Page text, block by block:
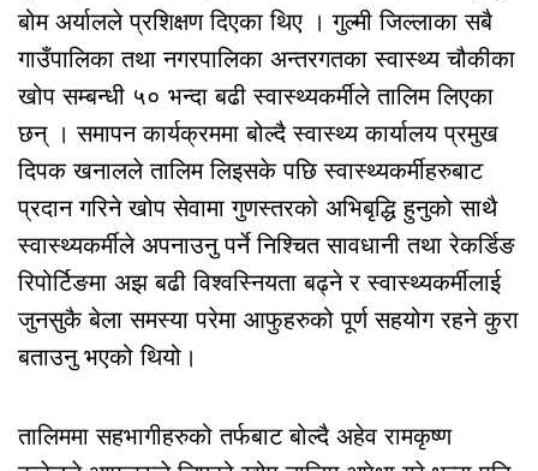
बोम अर्यालले प्रशिक्षण दिएका थिए । गुल्मी जिल्लाका सबै
गाउँपालिका तथा नगरपालिका अन्तरगतका स्वास्थ्य चौकीका
खोप सम्बन्धी ५० भन्दा बढी स्वास्थ्यकर्मीले तालिम लिएका
छन् । समापन कार्यक्रममा बोल्दै स्वास्थ्य कार्यालय प्रमुख
दिपक खनालले तालिम लिइसके पछि स्वास्थ्यकर्मीहरुबाट
प्रदान गरिने खोप सेवामा गुणस्तरको अभिबृद्धि हुनुको साथै
स्वास्थ्यकर्मीले अपनाउनु पर्ने निश्चित सावधानी तथा रेकर्डिङ
रिपोर्टिङमा अझ बढी विश्वस्नियता बढ्ने र स्वास्थ्यकर्मीलाई
जुनसुकै बेला समस्या परेमा आफुहरुको पूर्ण सहयोग रहने कुरा
बताउनु भएको थियो।
तालिममा सहभागीहरुको तर्फबाट बोल्दै अहेव रामकृष्ण